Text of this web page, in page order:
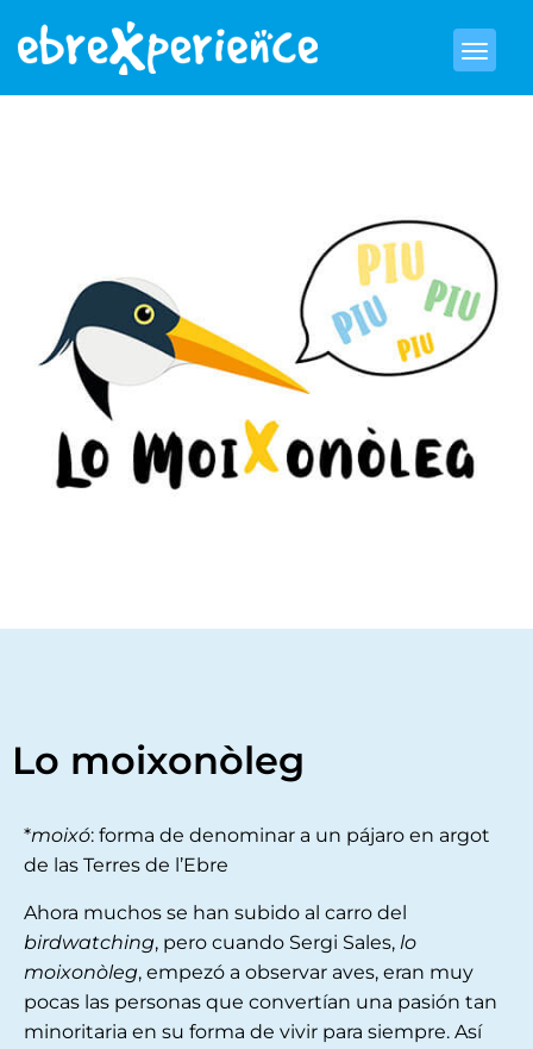
Lo moixonòleg
*moixó: forma de denominar a un pájaro en argot
de las Terres de l’Ebre
Ahora muchos se han subido al carro del
birdwatching, pero cuando Sergi Sales, lo
moixonòleg, empezó a observar aves, eran muy
pocas las personas que convertían una pasión tan
minoritaria en su forma de vivir para siempre. Así